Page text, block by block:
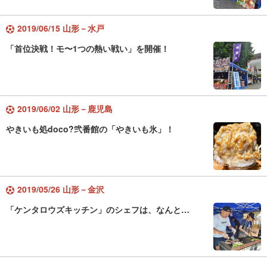
2019/06/15 山形－水戸
「首位決戦！モ〜1つの熱い戦い」を開催！
2019/06/02 山形－鹿児島
やきいも処doco?弐番館の「やきいも氷」！
2019/05/26 山形－金沢
「ケンタロウズキッチン」のシェフは、なんと…